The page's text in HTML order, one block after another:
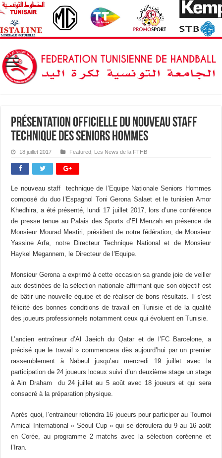
Présentation Officielle du Nouveau Staff
Technique des Seniors Hommes
18 juillet 2017 Featured Les News de la FTHB
Le nouveau staff technique de l’Equipe Nationale Seniors Hommes
composé du duo l’Espagnol Toni Gerona Salaet et le tunisien Amor
Khedhira, a été présenté, lundi 17 juillet 2017, lors d’une conférence
de presse tenue au Palais des Sports d’El Menzah en présence de
Monsieur Mourad Mestiri, président de notre fédération, de Monsieur
Yassine Arfa, notre Directeur Technique National et de Monsieur
Haykel Megannem, le Directeur de l’Equipe.
Monsieur Gerona a exprimé à cette occasion sa grande joie de veiller
aux destinées de la sélection nationale affirmant que son objectif est
de bâtir une nouvelle équipe et de réaliser de bons résultats. Il s’est
félicité des bonnes conditions de travail en Tunisie et de la qualité
des joueurs professionnels notamment ceux qui évoluent en Tunisie.
L’ancien entraîneur d’Al Jaeich du Qatar et de l’FC Barcelone, a
précisé que le travail » commencera dès aujourd’hui par un premier
rassemblement à Nabeul jusqu’au mercredi 19 juillet avec la
participation de 24 joueurs locaux suivi d’un deuxième stage un stage
à Ain Draham du 24 juillet au 5 août avec 18 joueurs et qui sera
consacré à la préparation physique.
Après quoi, l’entraineur retiendra 16 joueurs pour participer au Tournoi
Amical International « Séoul Cup » qui se déroulera du 9 au 16 août
en Corée, au programme 2 matchs avec la sélection coréenne et
l’Iran.